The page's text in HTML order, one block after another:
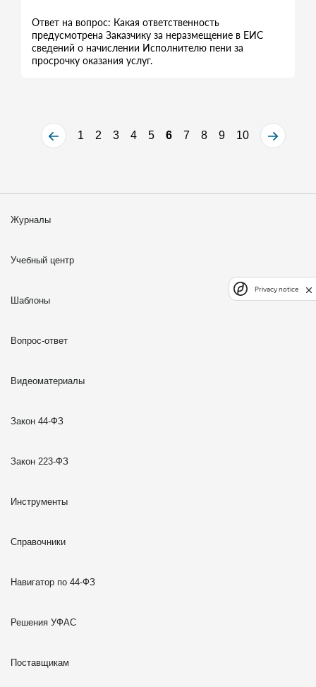
Ответ на вопрос: Какая ответственность
предусмотрена Заказчику за неразмещение в ЕИС
сведений о начислении Исполнителю пени за
просрочку оказания услуг.
1 2 3 4 5 6 7 8 9 10
Журналы
Учебный центр
Шаблоны
Вопрос-ответ
Видеоматериалы
Закон 44-ФЗ
Закон 223-ФЗ
Инструменты
Справочники
Навигатор по 44-ФЗ
Решения УФАС
Поставщикам
Privacy notice